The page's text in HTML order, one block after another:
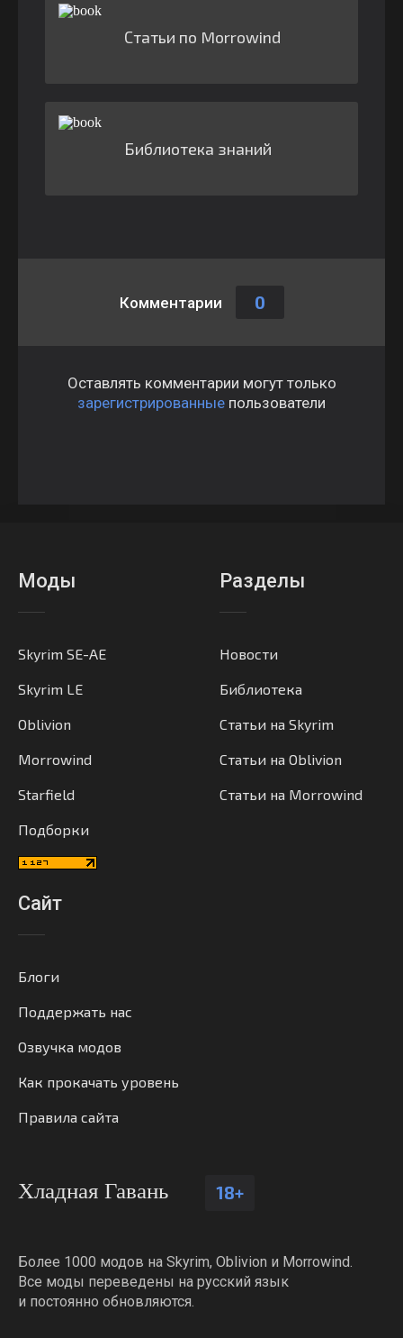
Статьи по Morrowind
Библиотека знаний
Комментарии 0
Оставлять комментарии могут только
зарегистрированные пользователи
Моды
Skyrim SE-AE
Skyrim LE
Oblivion
Morrowind
Starfield
Подборки
Разделы
Новости
Библиотека
Статьи на Skyrim
Статьи на Oblivion
Статьи на Morrowind
Сайт
Блоги
Поддержать нас
Озвучка модов
Как прокачать уровень
Правила сайта
Хладная Гавань 18+
Более 1000 модов на Skyrim, Oblivion и Morrowind.
Все моды переведены на русский язык
и постоянно обновляются.